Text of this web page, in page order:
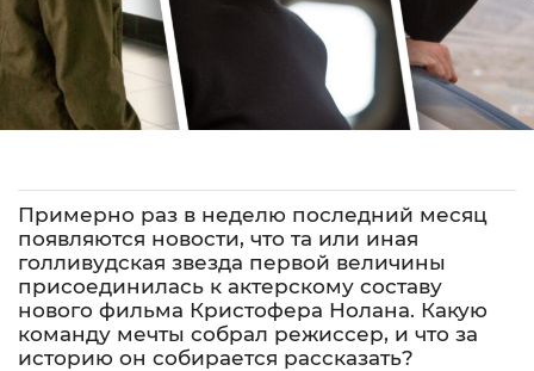
Примерно раз в неделю последний месяц
появляются новости, что та или иная
голливудская звезда первой величины
присоединилась к актерскому составу
нового фильма Кристофера Нолана. Какую
команду мечты собрал режиссер, и что за
историю он собирается рассказать?